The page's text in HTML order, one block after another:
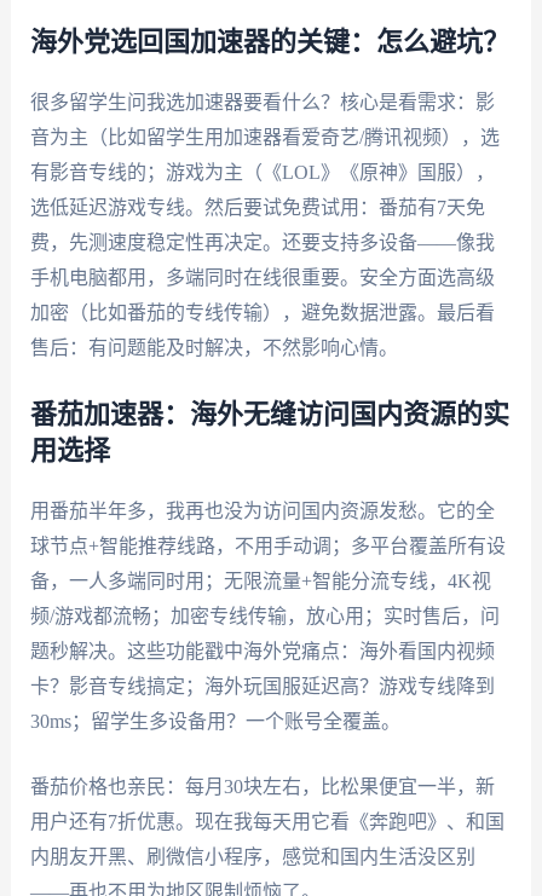
海外党选回国加速器的关键：怎么避坑？
很多留学生问我选加速器要看什么？核心是看需求：影
音为主（比如留学生用加速器看爱奇艺/腾讯视频），选
有影音专线的；游戏为主（《LOL》《原神》国服），
选低延迟游戏专线。然后要试免费试用：番茄有7天免
费，先测速度稳定性再决定。还要支持多设备——像我
手机电脑都用，多端同时在线很重要。安全方面选高级
加密（比如番茄的专线传输），避免数据泄露。最后看
售后：有问题能及时解决，不然影响心情。
番茄加速器：海外无缝访问国内资源的实
用选择
用番茄半年多，我再也没为访问国内资源发愁。它的全
球节点+智能推荐线路，不用手动调；多平台覆盖所有设
备，一人多端同时用；无限流量+智能分流专线，4K视
频/游戏都流畅；加密专线传输，放心用；实时售后，问
题秒解决。这些功能戳中海外党痛点：海外看国内视频
卡？影音专线搞定；海外玩国服延迟高？游戏专线降到
30ms；留学生多设备用？一个账号全覆盖。
番茄价格也亲民：每月30块左右，比松果便宜一半，新
用户还有7折优惠。现在我每天用它看《奔跑吧》、和国
内朋友开黑、刷微信小程序，感觉和国内生活没区别